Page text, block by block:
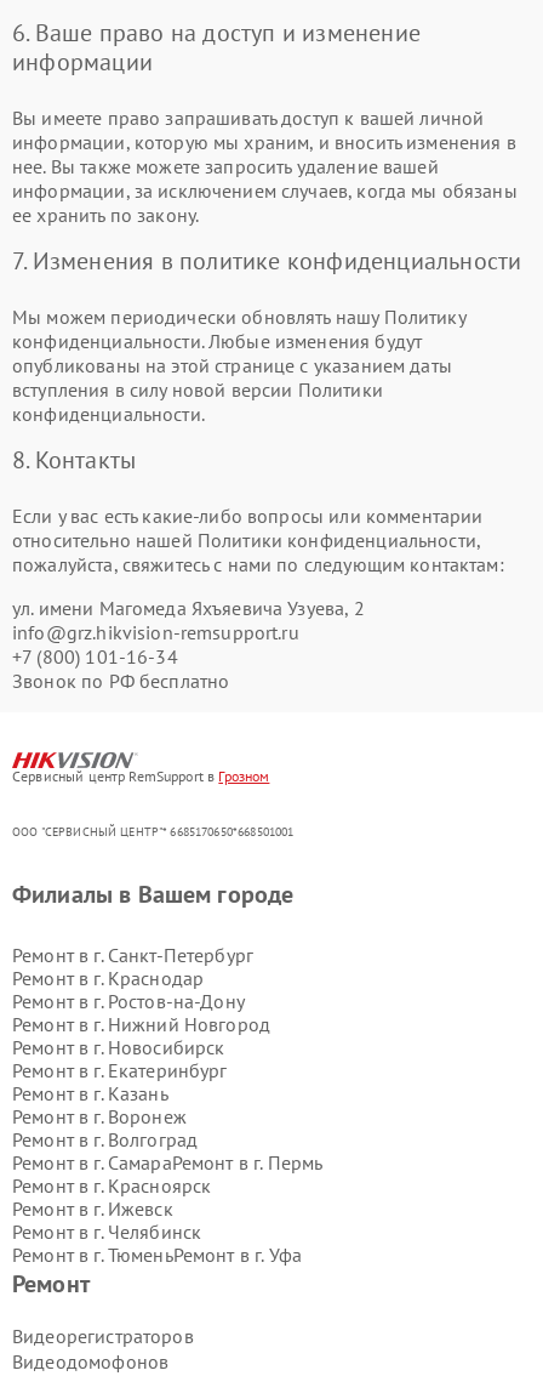
6. Ваше право на доступ и изменение
информации
Вы имеете право запрашивать доступ к вашей личной
информации, которую мы храним, и вносить изменения в
нее. Вы также можете запросить удаление вашей
информации, за исключением случаев, когда мы обязаны
ее хранить по закону.
7. Изменения в политике конфиденциальности
Мы можем периодически обновлять нашу Политику
конфиденциальности. Любые изменения будут
опубликованы на этой странице с указанием даты
вступления в силу новой версии Политики
конфиденциальности.
8. Контакты
Если у вас есть какие-либо вопросы или комментарии
относительно нашей Политики конфиденциальности,
пожалуйста, свяжитесь с нами по следующим контактам:
ул. имени Магомеда Яхъяевича Узуева, 2
info@grz.hikvision-remsupport.ru
+7 (800) 101-16-34
Звонок по РФ бесплатно
Сервисный центр RemSupport в Грозном
ООО "СЕРВИСНЫЙ ЦЕНТР"* 6685170650*668501001
Ремонт
Видеорегистраторов
Видеодомофонов
Филиалы в Вашем городе
Ремонт в г. Санкт-Петербург
Ремонт в г. Краснодар
Ремонт в г. Ростов-на-Дону
Ремонт в г. Нижний Новгород
Ремонт в г. Новосибирск
Ремонт в г. Екатеринбург
Ремонт в г. Казань
Ремонт в г. Воронеж
Ремонт в г. Волгоград
Ремонт в г. СамараРемонт в г. Пермь
Ремонт в г. Красноярск
Ремонт в г. Ижевск
Ремонт в г. Челябинск
Ремонт в г.ТюменьРемонт в г. Уфа
Ремонт в г.
Ремонт в г.
Ремонт в г.Барнаул
Ремонт в г.Тольятти